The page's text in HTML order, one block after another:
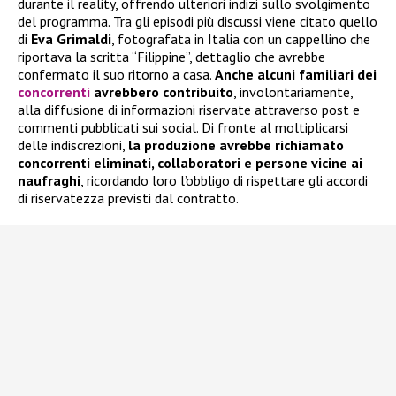
del programma. Tra gli episodi più discussi viene citato quello
di Eva Grimaldi , fotografata in Italia con un cappellino che
riportava la scritta “Filippine”, dettaglio che avrebbe
confermato il suo ritorno a casa. Anche alcuni familiari dei
concorrenti avrebbero contribuito , involontariamente,
alla diffusione di informazioni riservate attraverso post e
commenti pubblicati sui social. Di fronte al moltiplicarsi
delle indiscrezioni, la produzione avrebbe richiamato
concorrenti eliminati, collaboratori e persone vicine ai
naufraghi , ricordando loro l’obbligo di rispettare gli accordi
di riservatezza previsti dal contratto.